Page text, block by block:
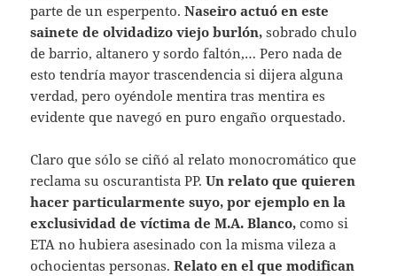
parte de un esperpento. Naseiro actuó en este
sainete de olvidadizo viejo burlón, sobrado chulo
de barrio, altanero y sordo faltón,… Pero nada de
esto tendría mayor trascendencia si dijera alguna
verdad, pero oyéndole mentira tras mentira es
evidente que navegó en puro engaño orquestado.
Claro que sólo se ciñó al relato monocromático que
reclama su oscurantista PP.Un relato que quieren
hacer particularmente suyo, por ejemplo en la
exclusividad de víctima de M.A. Blanco, como si
ETA no hubiera asesinado con la misma vileza a
ochocientas personas.Relato en el que modifican